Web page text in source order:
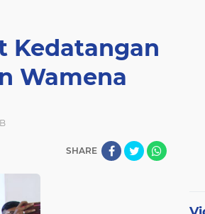
Kedatangan
Wamena
SHARE